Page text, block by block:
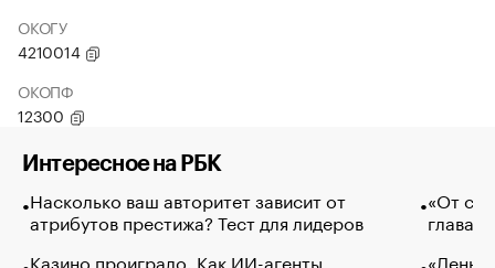
ОКОГУ
4210014
ОКОПФ
12300
Интересное на РБК
Насколько ваш авторитет зависит от
атрибутов престижа? Тест для лидеров
Казино проиграло. Как ИИ-агенты
«От
глава